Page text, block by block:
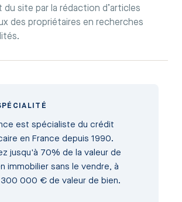
du site par la rédaction d’articles
des propriétaires en recherches
est spécialiste du crédit
en France depuis 1990.
jusqu'à 70% de la valeur de
immobilier sans le vendre, à
000 € de valeur de bien.